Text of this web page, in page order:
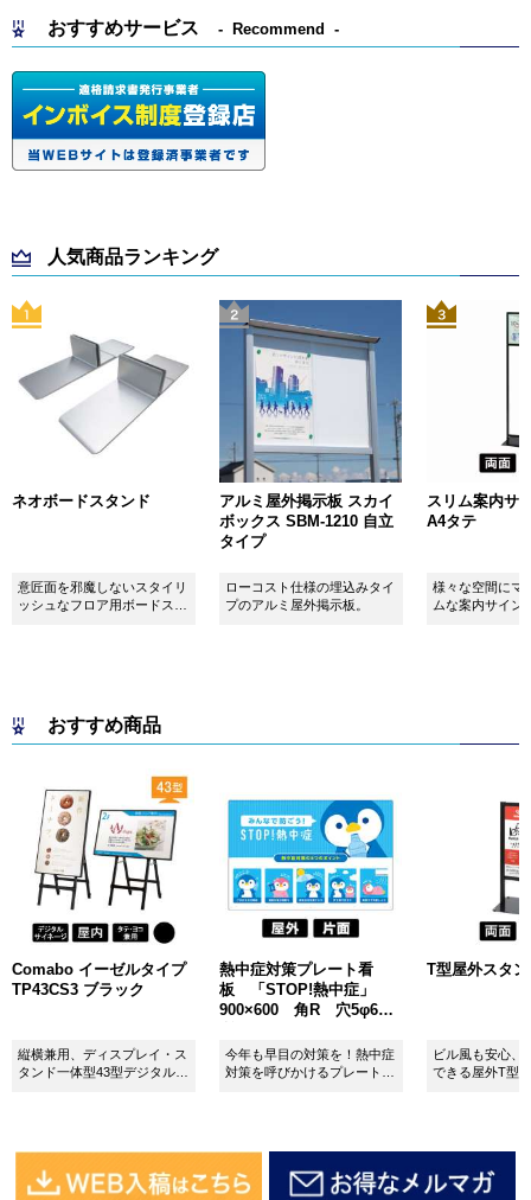
おすすめサービス Recommend
人気商品ランキング
ネオボードスタンド
意匠面を邪魔しないスタイリ
ッシュなフロア用ボードスタ
アルミ屋外掲示板 スカイ
ボックス SBM-1210 自立
タイプ
ローコスト仕様の埋込みタイ
プのアルミ屋外掲示板。
スリム案内サ
A4タテ
様々な空間にマ
ムな案内サイン
おすすめ商品
Comabo イーゼルタイプ
TP43CS3 ブラック
縦横兼用、ディスプレイ・ス
タンド一体型43型デジタルサ
熱中症対策プレート看
板 「STOP!熱中症」
900×600 角R 穴5φ6カ
今年も早目の対策を！熱中症
対策を呼びかけるプレート看
T型屋外スタ
ビル風も安心、
できる屋外T型